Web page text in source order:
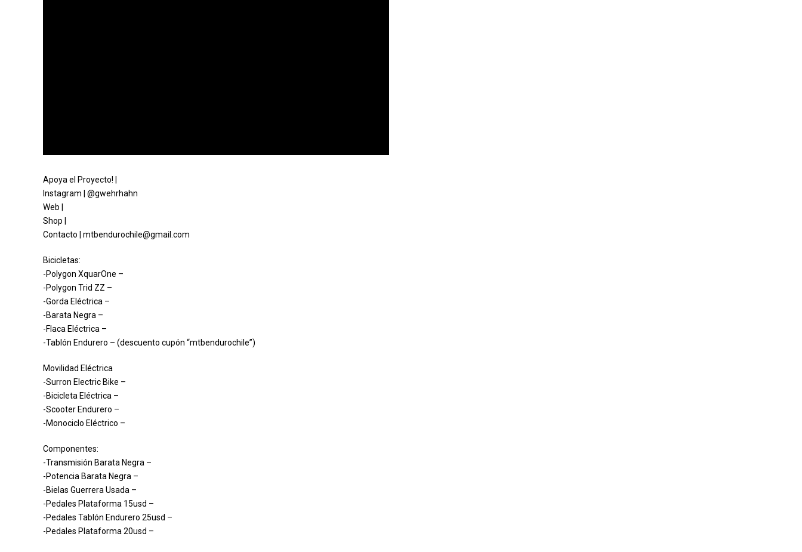
Apoya el Proyecto! |
Instagram | @gwehrhahn
Web |
Shop |
Contacto | mtbendurochile@gmail.com
Bicicletas:
-Polygon XquarOne –
-Polygon Trid ZZ –
-Gorda Eléctrica –
-Barata Negra –
-Flaca Eléctrica –
-Tablón Endurero – (descuento cupón “mtbendurochile”)
Movilidad Eléctrica
-Surron Electric Bike –
-Bicicleta Eléctrica –
-Scooter Endurero –
-Monociclo Eléctrico –
Componentes:
-Transmisión Barata Negra –
-Potencia Barata Negra –
-Bielas Guerrera Usada –
-Pedales Plataforma 15usd –
-Pedales Tablón Endurero 25usd –
-Pedales Plataforma 20usd –